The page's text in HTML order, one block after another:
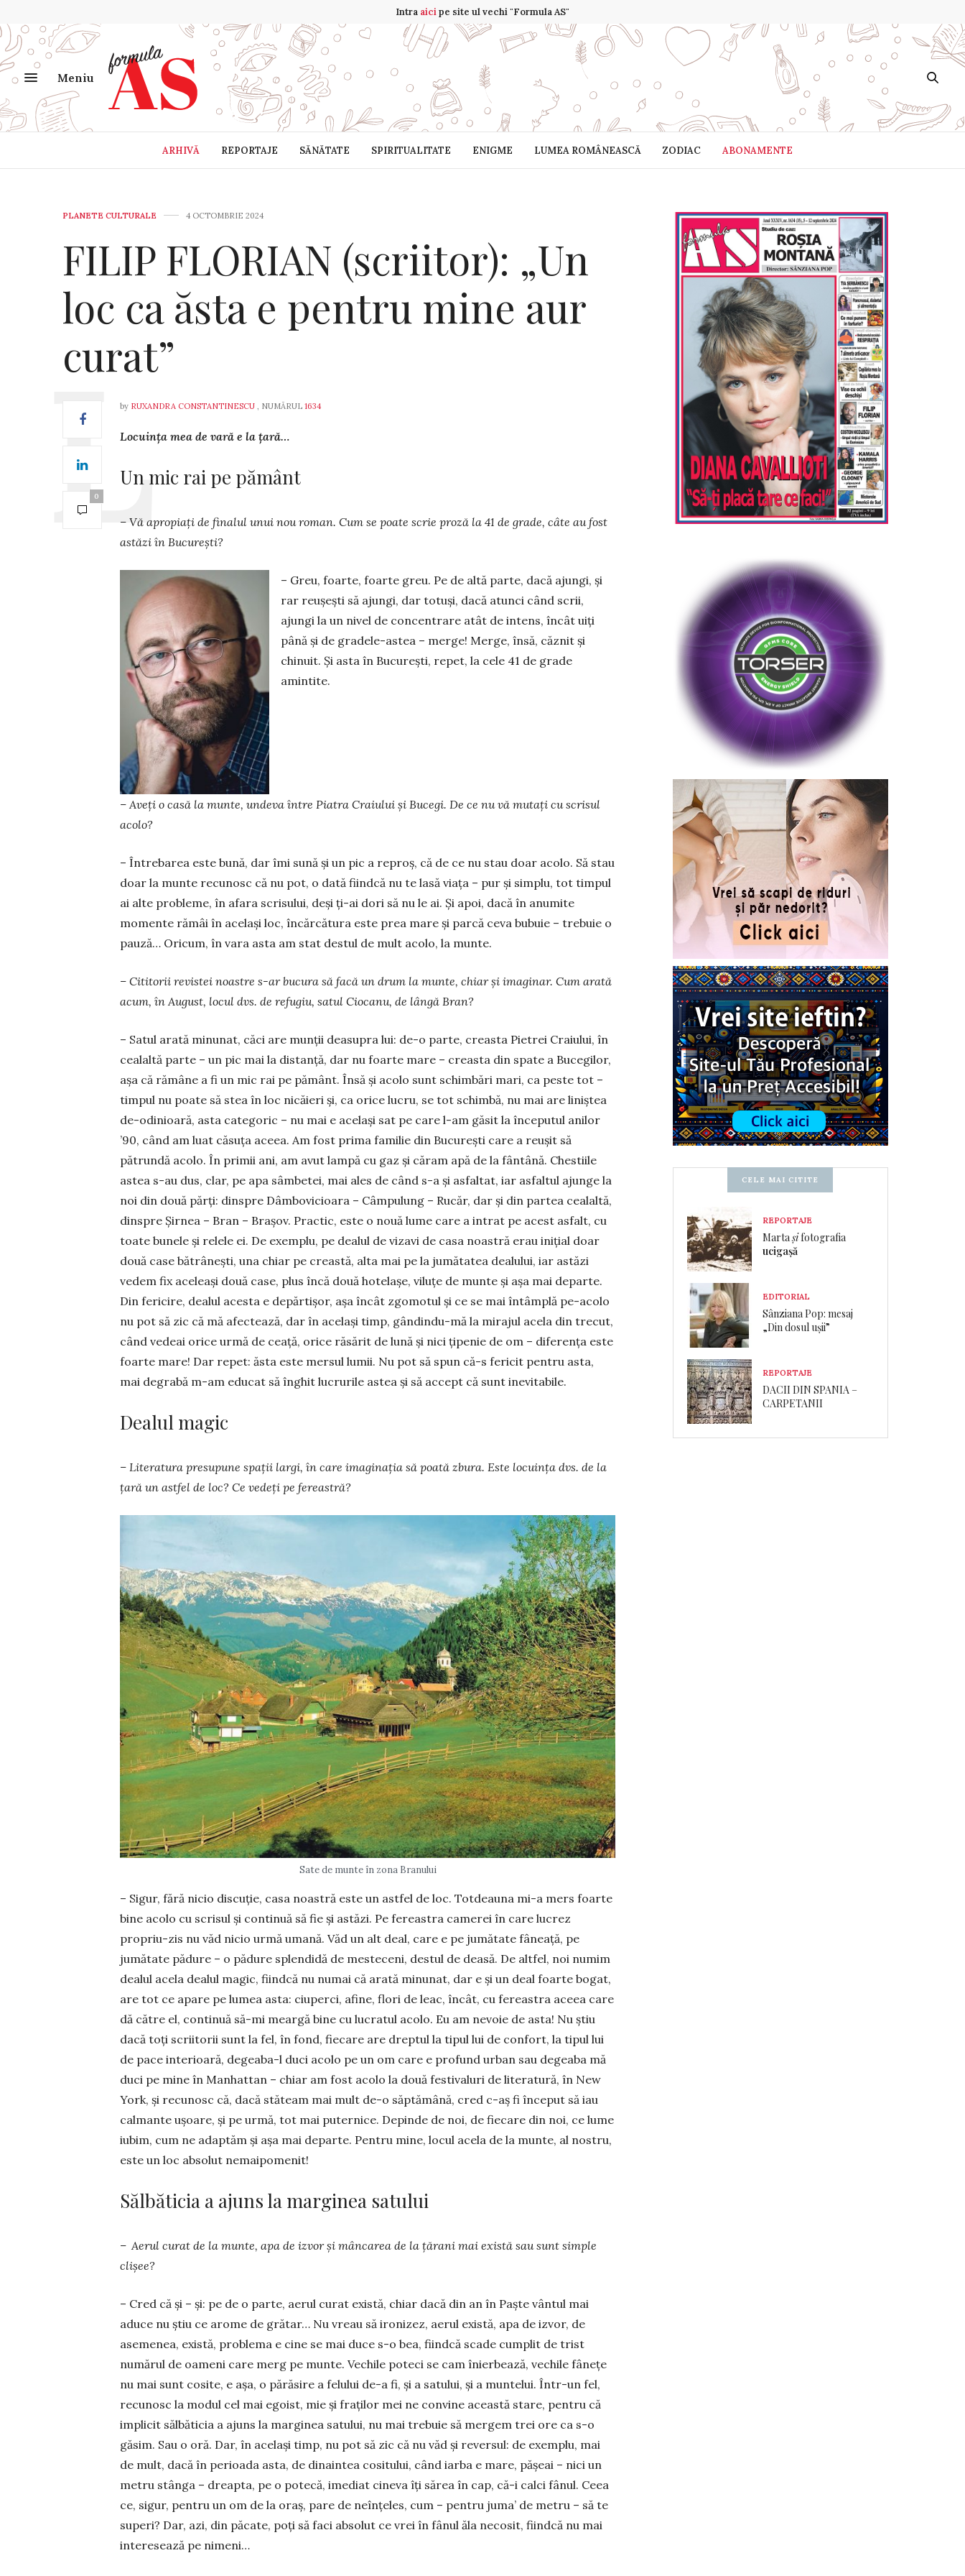
Intra aicipe site ul vechi "Formula AS"
Meniu
ARHIVĂ REPORTAJE SĂNĂTATE SPIRITUALITATE ENIGME LUMEA ROMÂNEASCĂ ZODIAC ABONAMENTE
PLANETE CULTURALE 4 OCTOMBRIE 2024
FILIP FLORIAN (scriitor): „Un
loc ca ăsta e pentru mine aur
curat”
0
by RUXANDRA CONSTANTINESCU , NUMĂRUL 1634
Locuința mea de vară e la țară…
Un mic rai pe pământ
– Vă apropiați de finalul unui nou roman. Cum se poate scrie proză la 41 de grade, câte au fost
astăzi în București?
– Greu, foarte, foarte greu. Pe de altă parte, dacă ajungi, și
rar reușești să ajungi, dar totuși, dacă atunci când scrii,
ajungi la un nivel de concentrare atât de intens, încât uiți
până și de gradele-astea – merge! Merge, însă, căznit și
chinuit. Și asta în București, repet, la cele 41 de grade
amintite.
– Aveți o casă la munte, undeva între Piatra Craiului și Bucegi. De ce nu vă mutați cu scrisul
acolo?
– Întrebarea este bună, dar îmi sună și un pic a reproș, că de ce nu stau doar acolo. Să stau
doar la munte recunosc că nu pot, o dată fiindcă nu te lasă viața – pur și simplu, tot timpul
ai alte probleme, în afara scrisului, deși ți-ai dori să nu le ai. Și apoi, dacă în anumite
momente rămâi în același loc, încărcătura este prea mare și parcă ceva bubuie – trebuie o
pauză… Oricum, în vara asta am stat destul de mult acolo, la munte.
– Cititorii revistei noastre s-ar bucura să facă un drum la munte, chiar și imaginar. Cum arată
acum, în August, locul dvs. de refugiu, satul Ciocanu, de lângă Bran?
– Satul arată minunat, căci are munții deasupra lui: de-o parte, creasta Pietrei Craiului, în
cealaltă parte – un pic mai la distanță, dar nu foarte mare – creasta din spate a Bucegilor,
așa că rămâne a fi un mic rai pe pământ. Însă și acolo sunt schimbări mari, ca peste tot –
timpul nu poate să stea în loc nicăieri și, ca orice lucru, se tot schimbă, nu mai are liniștea
de-odinioară, asta categoric – nu mai e același sat pe care l-am găsit la începutul anilor
’90, când am luat căsuța aceea. Am fost prima familie din București care a reușit să
pătrundă acolo. În primii ani, am avut lampă cu gaz și căram apă de la fântână. Chestiile
astea s-au dus, clar, pe apa sâmbetei, mai ales de când s-a și asfaltat, iar asfaltul ajunge la
noi din două părți: dinspre Dâmbovicioara – Câmpulung – Rucăr, dar și din partea cealaltă,
dinspre Șirnea – Bran – Brașov. Practic, este o nouă lume care a intrat pe acest asfalt, cu
toate bunele și relele ei. De exemplu, pe dealul de vizavi de casa noastră erau inițial doar
două case bătrânești, una chiar pe creastă, alta mai pe la jumătatea dealului, iar astăzi
vedem fix aceleași două case, plus încă două hotelașe, viluțe de munte și așa mai departe.
Din fericire, dea­lul acesta e depărtișor, așa încât zgomotul și ce se mai întâmplă pe-acolo
nu pot să zic că mă afectează, dar în același timp, gândindu-mă la mirajul acela din trecut,
când vedeai orice urmă de ceață, orice răsărit de lună și nici țipenie de om – diferența este
foarte mare! Dar repet: ăsta este mersul lumii. Nu pot să spun că-s fericit pentru asta,
mai degrabă m-am educat să înghit lucrurile astea și să accept că sunt inevitabile.
Dealul magic
– Literatura presupune spații largi, în care ima­ginația să poată zbura. Este locuința dvs. de la
țară un astfel de loc? Ce vedeți pe fereastră?
Sate de munte în zona Branului
– Sigur, fără nicio discuție, casa noastră este un astfel de loc. Totdeauna mi-a mers foarte
bine acolo cu scrisul și continuă să fie și astăzi. Pe fereastra camerei în care lucrez
propriu-zis nu văd nicio urmă umană. Văd un alt deal, care e pe jumătate fâneață, pe
jumătate pădure – o pădure splendidă de mesteceni, destul de deasă. De altfel, noi numim
dealul acela dealul magic, fiindcă nu numai că arată minunat, dar e și un deal foarte bogat,
are tot ce apare pe lumea asta: ciuperci, afine, flori de leac, încât, cu fereastra aceea care
dă către el, continuă să-mi meargă bine cu lucratul acolo. Eu am nevoie de asta! Nu știu
dacă toți scriitorii sunt la fel, în fond, fiecare are dreptul la tipul lui de confort, la tipul lui
de pace interioară, degeaba-l duci acolo pe un om care e profund urban sau degeaba mă
duci pe mine în Manhattan – chiar am fost acolo la două festivaluri de literatură, în New
York, și recunosc că, dacă stăteam mai mult de-o săptămână, cred c-aș fi început să iau
calmante ușoare, și pe urmă, tot mai puternice. Depinde de noi, de fiecare din noi, ce lume
iubim, cum ne adaptăm și așa mai departe. Pentru mine, locul acela de la munte, al nostru,
este un loc absolut nemaipomenit!
Sălbăticia a ajuns la marginea satului
– Aerul curat de la munte, apa de izvor și mâncarea de la țărani mai există sau sunt simple
clișee?
– Cred că și – și: pe de o parte, aerul curat există, chiar dacă din an în Paște vântul mai
aduce nu știu ce arome de grătar… Nu vreau să ironizez, aerul există, apa de izvor, de
asemenea, există, problema e cine se mai duce s-o bea, fiindcă scade cumplit de trist
numărul de oameni care merg pe munte. Vechile poteci se cam înierbează, vechile fânețe
nu mai sunt cosite, e așa, o părăsire a felului de-a fi, și a satului, și a muntelui. Într-un fel,
recunosc la modul cel mai egoist, mie și fraților mei ne convine această stare, pentru că
implicit sălbăticia a ajuns la marginea satului, nu mai trebuie să mergem trei ore ca s-o
găsim. Sau o oră. Dar, în același timp, nu pot să zic că nu văd și reversul: de exemplu, mai
de mult, dacă în perioada asta, de dinaintea cositului, când iarba e mare, pășeai – nici un
metru stânga – dreapta, pe o potecă, imediat cineva îți sărea în cap, că-i calci fânul. Ceea
ce, sigur, pentru un om de la oraș, pare de neînțeles, cum – pentru juma’ de metru – să te
superi? Dar, azi, din păcate, poți să faci absolut ce vrei în fânul ăla necosit, fiindcă nu mai
interesează pe nimeni…
CELE MAI CITITE
REPORTAJE
Martașifotografia
ucigașă
EDITORIAL
Sânziana Pop: mesaj
„Din dosul ușii”
REPORTAJE
DACII DIN SPANIA –
CARPETANII